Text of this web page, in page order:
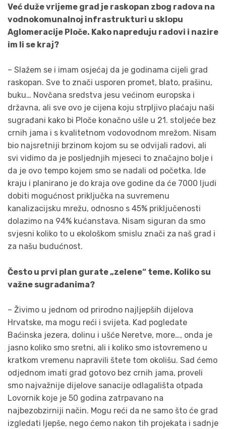
Već duže vrijeme grad je raskopan zbog radova na
vodnokomunalnoj infrastrukturi u sklopu
Aglomeracije Ploče. Kako napreduju radovi i nazire
im li se kraj?
– Slažem se i imam osjećaj da je godinama cijeli grad
raskopan. Sve to znači usporen promet, blato, prašinu,
buku… Novčana sredstva jesu većinom europska i
državna, ali sve ovo je cijena koju strpljivo plaćaju naši
sugrađani kako bi Ploče konačno ušle u 21. stoljeće bez
crnih jama i s kvalitetnom vodovodnom mrežom. Nisam
bio najsretniji brzinom kojom su se odvijali radovi, ali
svi vidimo da je posljednjih mjeseci to značajno bolje i
da je ovo tempo kojem smo se nadali od početka. Ide
kraju i planirano je do kraja ove godine da će 7000 ljudi
dobiti mogućnost priključka na suvremenu
kanalizacijsku mrežu, odnosno s 45% priključenosti
dolazimo na 94% kućanstava. Nisam siguran da smo
svjesni koliko to u ekološkom smislu znači za naš grad i
za našu budućnost.
Često u prvi plan gurate „zelene“ teme. Koliko su
važne sugrađanima?
– Živimo u jednom od prirodno najljepših dijelova
Hrvatske, ma mogu reći i svijeta. Kad pogledate
Baćinska jezera, dolinu i ušće Neretve, more…, onda je
jasno koliko smo sretni, ali i koliko smo istovremeno u
kratkom vremenu napravili štete tom okolišu. Sad ćemo
odjednom imati grad gotovo bez crnih jama, proveli
smo najvažnije dijelove sanacije odlagališta otpada
Lovornik koje je 50 godina zatrpavano na
najbezobzirniji način. Mogu reći da ne samo što će grad
izgledati ljepše, nego ćemo nakon tih projekata i sadnje